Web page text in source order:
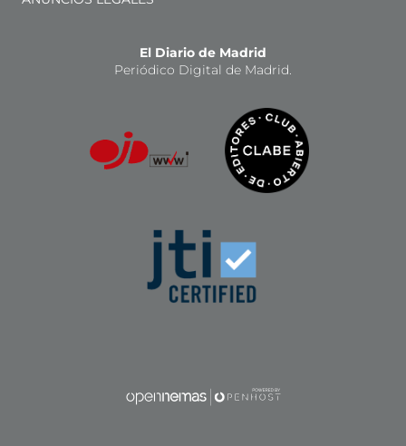
El Diario de Madrid
Periódico Digital de Madrid.